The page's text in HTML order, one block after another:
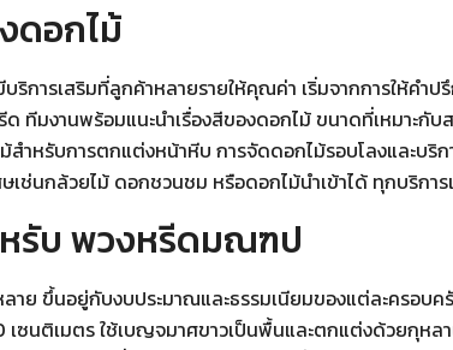
ดอกไม้
การเสริมที่ลูกค้าหลายรายให้คุณค่า เริ่มจากการให้คำ
ทีมงานพร้อมแนะนำเรื่องสีของดอกไม้ ขนาดที่เหมาะ
สำหรับการตกแต่งหน้าหีบ การจัดดอกไม้รอบโลงและบ
เช่นกล้วยไม้ ดอกชวนชม หรือดอกไม้นำเข้าได้ ทุกบริก
รับ พวงหรีดมณฑป
าย ขึ้นอยู่กับงบประมาณและธรรมเนียมของแต่ละครอ
ซนติเมตร ใช้เบญจมาศขาวเป็นพื้นและตกแต่งด้วยกุหล